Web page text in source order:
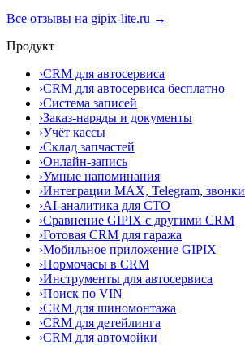
Все отзывы на gipix-lite.ru →
Продукт
›CRM для автосервиса
›CRM для автосервиса бесплатно
›Система записей
›Заказ-наряды и документы
›Учёт кассы
›Склад запчастей
›Онлайн-запись
›Умные напоминания
›Интеграции MAX, Telegram, звонки
›AI-аналитика для СТО
›Сравнение GIPIX с другими CRM
›Готовая CRM для гаража
›Мобильное приложение GIPIX
›Нормочасы в CRM
›Инструменты для автосервиса
›Поиск по VIN
›CRM для шиномонтажа
›CRM для детейлинга
›CRM для автомойки